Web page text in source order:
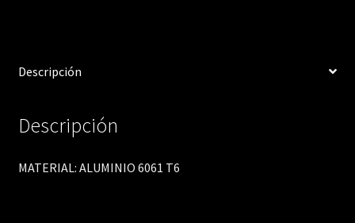
Descripción
Descripción
MATERIAL: ALUMINIO 6061 T6